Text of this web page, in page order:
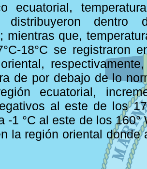
ecuatorial,
distribuyeron dentro
mientras que,
18°C se registraron
de por debajo de lo
ecuatorial,
al este de los
-1 °C al este de los 160°
la región oriental donde